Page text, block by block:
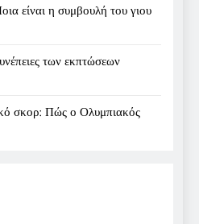
είναι η συμβουλή του γιου
των εκπτώσεων
σκορ: Πώς ο Ολυμπιακός